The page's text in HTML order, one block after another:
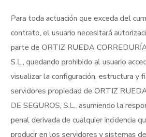
Para toda actuación que exceda del
contrato, el usuario necesitará
parte de ORTIZ RUEDA
S.L., quedando prohibido al usuario
visualizar la configuración, estructura y
servidores propiedad de ORTIZ
DE SEGUROS, S.L., asumiendo la
penal derivada de cualquier incidencia
producir en los servidores y sistemas